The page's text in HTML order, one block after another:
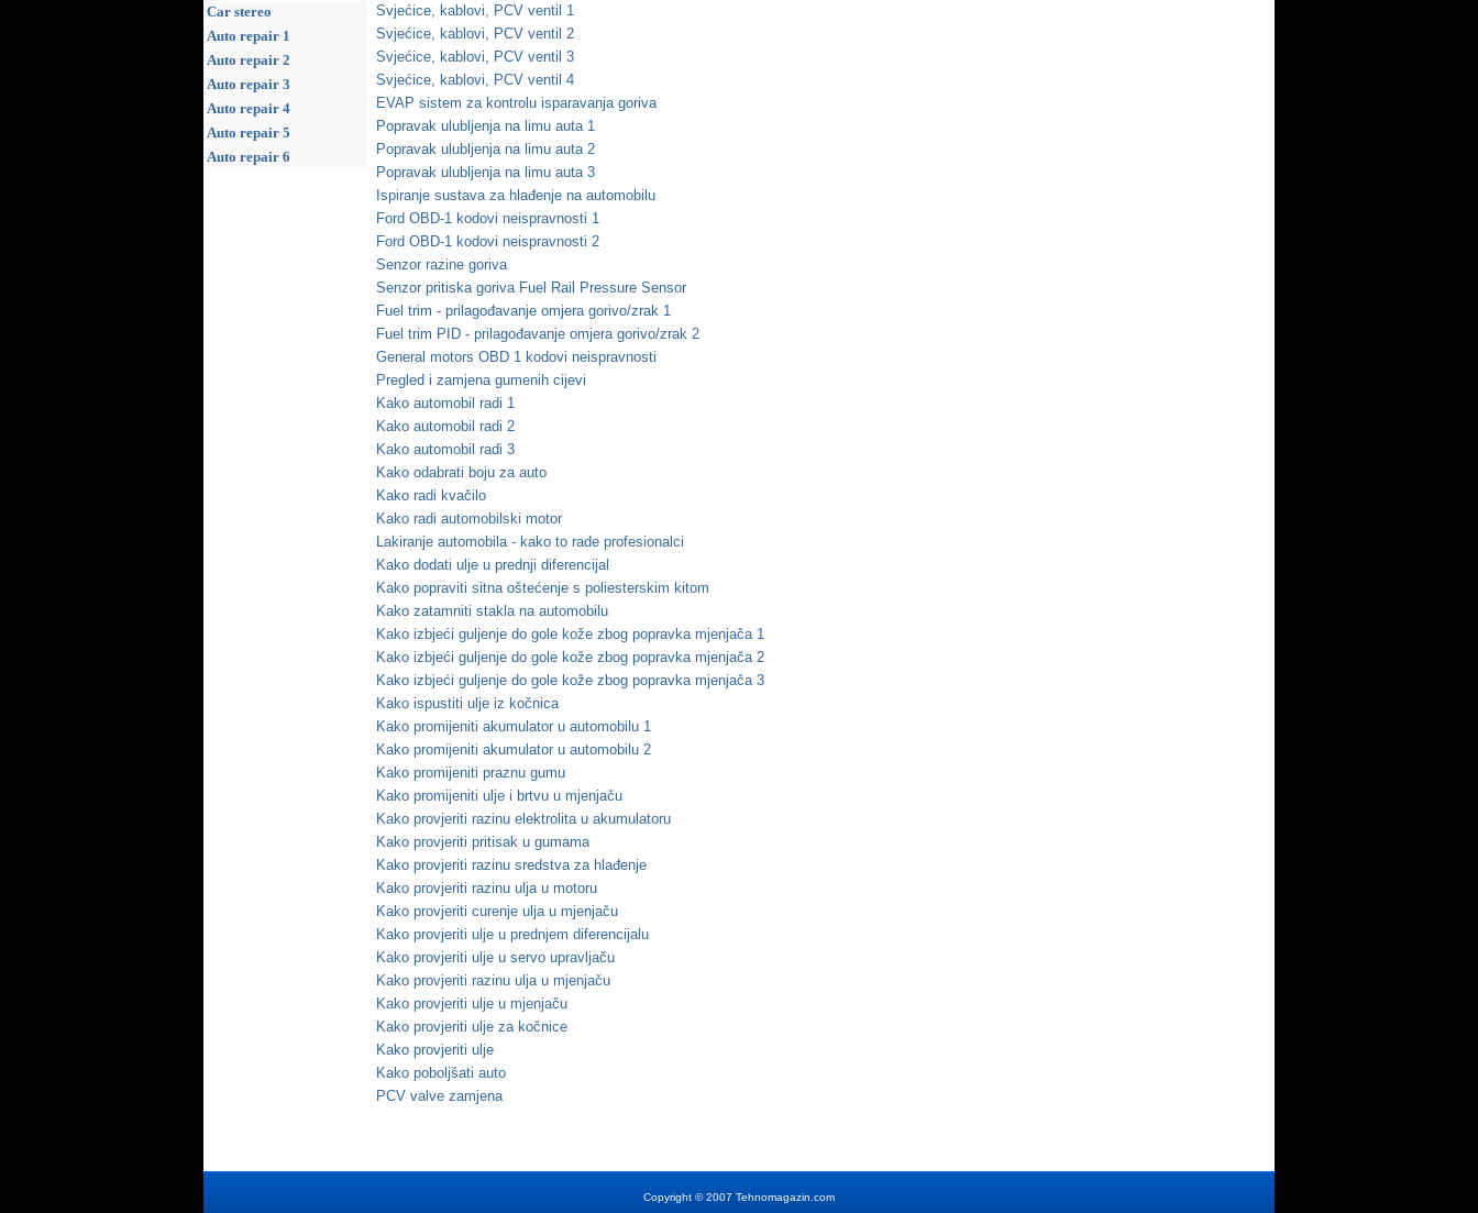
Car stereo
Auto repair 1
Auto repair 2
Auto repair 3
Auto repair 4
Auto repair 5
Auto repair 6
Svjećice, kablovi, PCV ventil 1
Svjećice, kablovi, PCV ventil 2
Svjećice, kablovi, PCV ventil 3
Svjećice, kablovi, PCV ventil 4
EVAP sistem za kontrolu isparavanja goriva
Popravak ulubljenja na limu auta 1
Popravak ulubljenja na limu auta 2
Popravak ulubljenja na limu auta 3
Ispiranje sustava za hlađenje na automobilu
Ford OBD-1 kodovi neispravnosti 1
Ford OBD-1 kodovi neispravnosti 2
Senzor razine goriva
Senzor pritiska goriva Fuel Rail Pressure Sensor
Fuel trim - prilagođavanje omjera gorivo/zrak 1
Fuel trim PID - prilagođavanje omjera gorivo/zrak 2
General motors OBD 1 kodovi neispravnosti
Pregled i zamjena gumenih cijevi
Kako automobil radi 1
Kako automobil radi 2
Kako automobil radi 3
Kako odabrati boju za auto
Kako radi kvačilo
Kako radi automobilski motor
Lakiranje automobila - kako to rade profesionalci
Kako dodati ulje u prednji diferencijal
Kako popraviti sitna oštećenje s poliesterskim kitom
Kako zatamniti stakla na automobilu
Kako izbjeći guljenje do gole kože zbog popravka mjenjača 1
Kako izbjeći guljenje do gole kože zbog popravka mjenjača 2
Kako izbjeći guljenje do gole kože zbog popravka mjenjača 3
Kako ispustiti ulje iz kočnica
Kako promijeniti akumulator u automobilu 1
Kako promijeniti akumulator u automobilu 2
Kako promijeniti praznu gumu
Kako promijeniti ulje i brtvu u mjenjaču
Kako provjeriti razinu elektrolita u akumulatoru
Kako provjeriti pritisak u gumama
Kako provjeriti razinu sredstva za hlađenje
Kako provjeriti razinu ulja u motoru
Kako provjeriti curenje ulja u mjenjaču
Kako provjeriti ulje u prednjem diferencijalu
Kako provjeriti ulje u servo upravljaču
Kako provjeriti razinu ulja u mjenjaču
Kako provjeriti ulje u mjenjaču
Kako provjeriti ulje za kočnice
Kako provjeriti ulje
Kako poboljšati auto
PCV valve zamjena
Copyright ©2007 Tehnomagazin.com